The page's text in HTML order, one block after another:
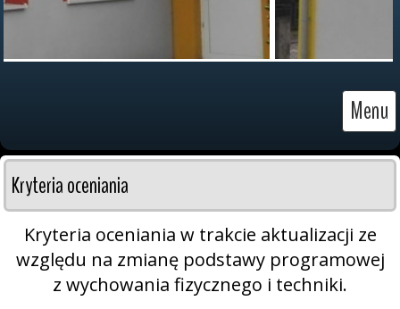
Menu
Kryteria oceniania
Kryteria oceniania w trakcie aktualizacji ze
względu na zmianę podstawy programowej
z wychowania fizycznego i techniki.